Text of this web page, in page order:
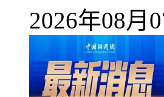
2026年08月